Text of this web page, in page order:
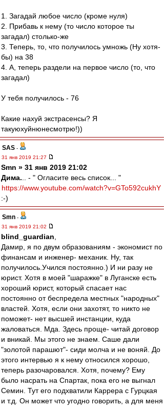
1. Загадай любое число (кроме нуля)
2. Прибавь к нему (то число которое ты
загадал) столько-же
3. Теперь, то, что получилось умножь (Ну хотя-
бы) на 38
4. А, теперь раздели на первое число (то, что
загадал)
У тебя получилось - 76
Какие нахуй экстрасенсы? Я
такуюхуйнюнесмотрю!))
SAS -
31 янв 2019 21:27
Smn » 31 янв 2019 21:02
Дима. .. - " Огласите весь список... "
https://www.youtube.com/watch?v=GTo592cukhY
:-)
Smn -
31 янв 2019 21:02
blind_guardian
Дамир, я по двум образованиям - экономист по
финансам и инженер- механик. Ну, так
получилось.Учился постоянно.) И ни разу не
юрист. Хотя в моей "шаражке" в Луганске есть
хороший юрист, который спасает нас
постоянно от беспредела местных "народных"
властей. Хотя, если они захотят, то никто не
поможет- нет высшей инстанции, куда
жаловаться. Мда. Здесь проще- читай договор
и вникай. Мы этого не знаем. Саше дали
"золотой парашют"- сиди молча и не воняй. До
этого интервью я к нему относился хорошо,
теперь разочаровался. Хотя, почему? Ему
было насрать на Спартак, пока его не выгнал
Семин. Тут его подхватили Каррера с Гурцкая
и т.д. Он может что угодно говорить, а для меня